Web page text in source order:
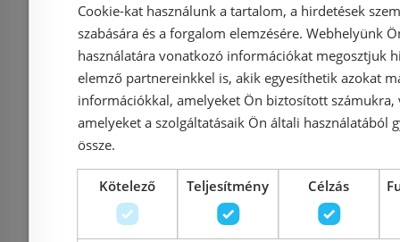
Cersanit Arteco Compact
perem nélküli alsó kifolyású
monoblokkos wc lassú
záródású wc ülőkével K667-
Azonosító: 202434
Cikkszám: K667-076
Cookie-kat használunk a tartalom, a hirdetések
szabására és a forgalom elemzésére. Webhelyünk
használatára vonatkozó információkat megosztjuk
elemző partnereinkkel is, akik egyesíthetik azokat
információkkal, amelyeket Ön biztosított számukra,
amelyeket a szolgáltatásaik Ön általi használatából
össze.
Kötelező Teljesítmény Célzás